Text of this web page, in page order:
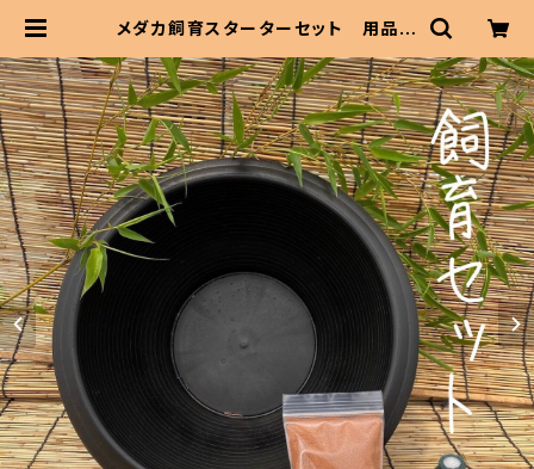
メダカ飼育スターターセット 用品の
0971-a | 伊香保フィッシュファーム
BASEショップ